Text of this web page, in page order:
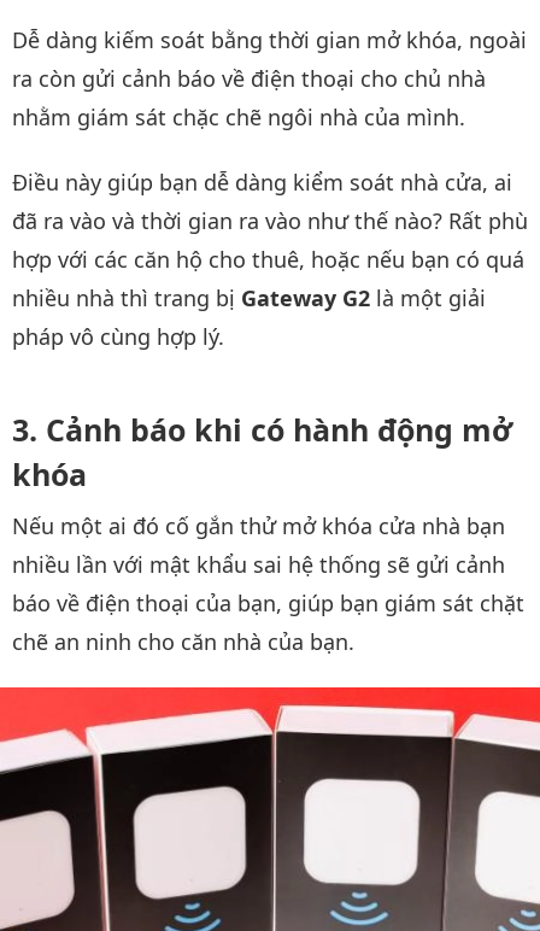
Dễ dàng kiếm soát bằng thời gian mở khóa, ngoài
ra còn gửi cảnh báo về điện thoại cho chủ nhà
nhằm giám sát chặc chẽ ngôi nhà của mình.
Điều này giúp bạn dễ dàng kiểm soát nhà cửa, ai
đã ra vào và thời gian ra vào như thế nào? Rất phù
hợp với các căn hộ cho thuê, hoặc nếu bạn có quá
nhiều nhà thì trang bị Gateway G2 là một giải
pháp vô cùng hợp lý.
Cảnh báo khi có hành động mở
khóa
Nếu một ai đó cố gắn thử mở khóa cửa nhà bạn
nhiều lần với mật khẩu sai hệ thống sẽ gửi cảnh
báo về điện thoại của bạn, giúp bạn giám sát chặt
chẽ an ninh cho căn nhà của bạn.